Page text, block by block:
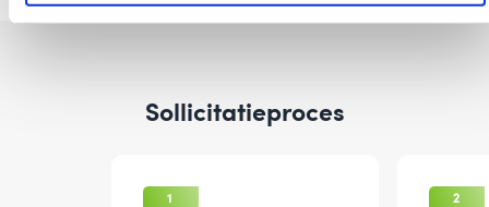
Sollicitatieproces
1 2